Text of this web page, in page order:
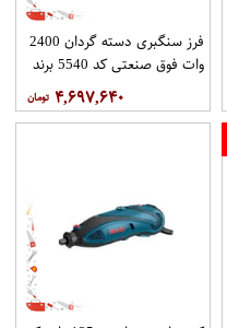
فرز سنگبری دسته گردان 2400
وات فوق صنعتی کد 5540 برند
۴,۶۹۷,۶۴۰